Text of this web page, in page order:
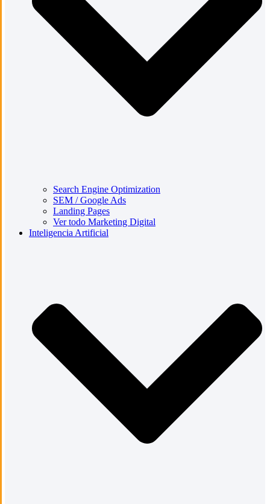
Search Engine Optimization
SEM / Google Ads
Landing Pages
Ver todo Marketing Digital
Inteligencia Artificial